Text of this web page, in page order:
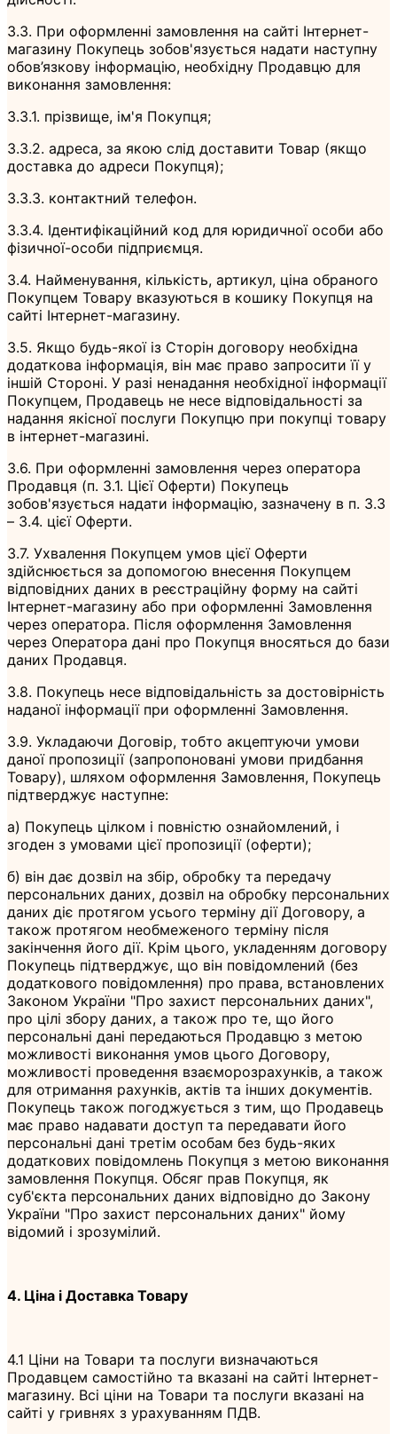
3.3. При оформленні замовлення на сайті Інтернет-
магазину Покупець зобов'язується надати наступну
обов’язкову інформацію, необхідну Продавцю для
виконання замовлення:
3.3.1. прізвище, ім'я Покупця;
3.3.2. адреса, за якою слід доставити Товар (якщо
доставка до адреси Покупця);
3.3.3. контактний телефон.
3.3.4. Ідентифікаційний код для юридичної особи або
фізичної-особи підприємця.
3.4. Найменування, кількість, артикул, ціна обраного
Покупцем Товару вказуються в кошику Покупця на
сайті Інтернет-магазину.
3.5. Якщо будь-якої із Сторін договору необхідна
додаткова інформація, він має право запросити її у
іншій Стороні. У разі ненадання необхідної інформації
Покупцем, Продавець не несе відповідальності за
надання якісної послуги Покупцю при покупці товару
в інтернет-магазині.
3.6. При оформленні замовлення через оператора
Продавця (п. 3.1. Цієї Оферти) Покупець
зобов'язується надати інформацію, зазначену в п. 3.3
– 3.4. цієї Оферти.
3.7. Ухвалення Покупцем умов цієї Оферти
здійснюється за допомогою внесення Покупцем
відповідних даних в реєстраційну форму на сайті
Інтернет-магазину або при оформленні Замовлення
через оператора. Після оформлення Замовлення
через Оператора дані про Покупця вносяться до бази
даних Продавця.
3.8. Покупець несе відповідальність за достовірність
наданої інформації при оформленні Замовлення.
3.9. Укладаючи Договір, тобто акцептуючи умови
даної пропозиції (запропоновані умови придбання
Товару), шляхом оформлення Замовлення, Покупець
підтверджує наступне:
а) Покупець цілком і повністю ознайомлений, і
згоден з умовами цієї пропозиції (оферти);
б) він дає дозвіл на збір, обробку та передачу
персональних даних, дозвіл на обробку персональних
даних діє протягом усього терміну дії Договору, а
також протягом необмеженого терміну після
закінчення його дії. Крім цього, укладенням договору
Покупець підтверджує, що він повідомлений (без
додаткового повідомлення) про права, встановлених
Законом України "Про захист персональних даних",
про цілі збору даних, а також про те, що його
персональні дані передаються Продавцю з метою
можливості виконання умов цього Договору,
можливості проведення взаєморозрахунків, а також
для отримання рахунків, актів та інших документів.
Покупець також погоджується з тим, що Продавець
має право надавати доступ та передавати його
персональні дані третім особам без будь-яких
додаткових повідомлень Покупця з метою виконання
замовлення Покупця. Обсяг прав Покупця, як
суб'єкта персональних даних відповідно до Закону
України "Про захист персональних даних" йому
відомий і зрозумілий.
4. Ціна і Доставка Товару
4.1 Ціни на Товари та послуги визначаються
Продавцем самостійно та вказані на сайті Інтернет-
магазину. Всі ціни на Товари та послуги вказані на
сайті у гривнях з урахуванням ПДВ.